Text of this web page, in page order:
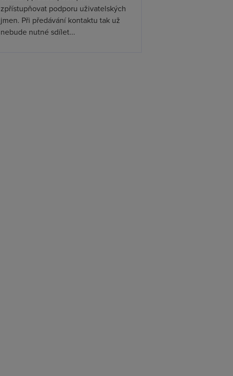
zpřístupňovat podporu uživatelských
jmen. Při předávání kontaktu tak už
nebude nutné sdílet...